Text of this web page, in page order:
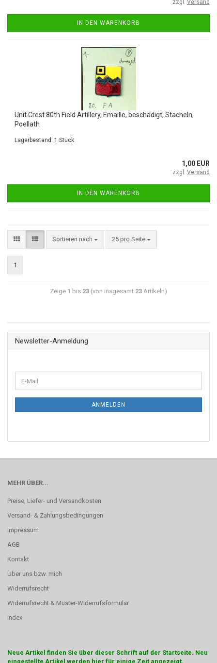
zzgl. Versand
IN DEN WARENKORB
Unit Crest 80th Field Artillery, Emaille, beschädigt, Stacheln,
Poellath
Lagerbestand: 1 Stück
1,00 EUR
zzgl. Versand
IN DEN WARENKORB
Sortieren nach 25 pro Seite
1
Zeige 1 bis 23 (von insgesamt 23 Artikeln)
Newsletter-Anmeldung
ANMELDEN
MEHR ÜBER...
Preise, Liefer- und Versandkosten
Versand- & Zahlungsbedingungen
Impressum
AGB
Kontakt
Über uns bzw. mich
Widerrufsrecht
Widerrufsrecht & Muster-Widerrufsformular
Index
Neue Artikel finden Sie über dieser Schrift auf der Startseite. Neu
eingestellte Artikel werden hier für einige Zeit angezeigt.